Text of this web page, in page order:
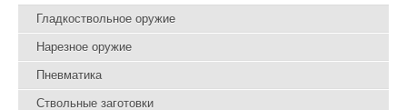
Гладкоствольное оружие
Нарезное оружие
Пневматика
Ствольные заготовки